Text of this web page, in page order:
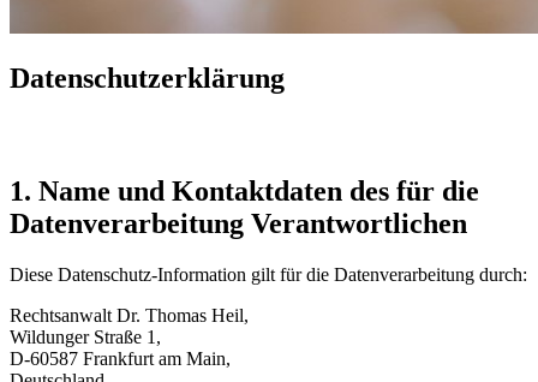
Datenschutzerklärung
1. Name und Kontaktdaten des für die
Datenverarbeitung Verantwortlichen
Diese Datenschutz-Information gilt für die Datenverarbeitung durch:
Rechtsanwalt Dr. Thomas Heil,
Wildunger Straße 1,
D-60587 Frankfurt am Main,